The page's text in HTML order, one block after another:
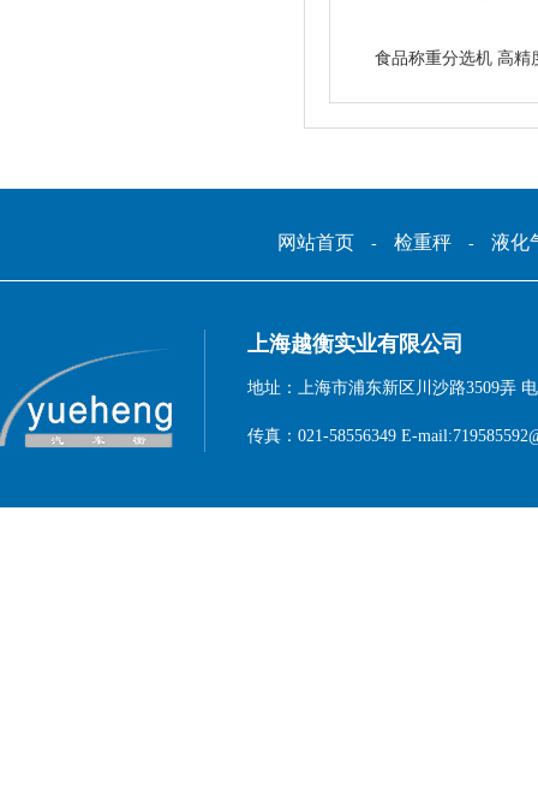
食品称重分选机 高精
网站首页 - 检重秤 - 液化
上海越衡实业有限公司
地址：上海市浦东新区川沙路3509弄 电
传真：021-58556349 E-